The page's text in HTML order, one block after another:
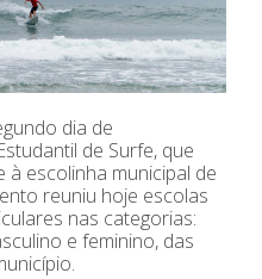
dia de
de Surfe, que
escolinha municipal de
reuniu hoje escolas
nas categorias:
e feminino, das